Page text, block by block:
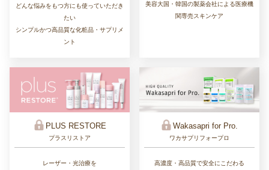
どんな悩みをもつ方にも使っていただき
たい
シンプルかつ高品質な化粧品・サプリメ
ント
美容大国・韓国の製薬会社による医療機
関専売スキンケア
PLUS RESTORE
プラスリストア
レーザー・光治療を
Wakasapri for Pro.
ワカサプリフォープロ
高濃度・高品質で安全にこだわる